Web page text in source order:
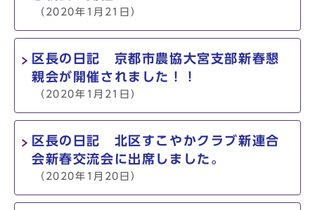
（2020年1月21日）
区長の日記 京都市農協大宮支部新春懇
親会が開催されました！！
（2020年1月21日）
区長の日記 北区すこやかクラブ新連合
会新春交流会に出席しました。
（2020年1月20日）